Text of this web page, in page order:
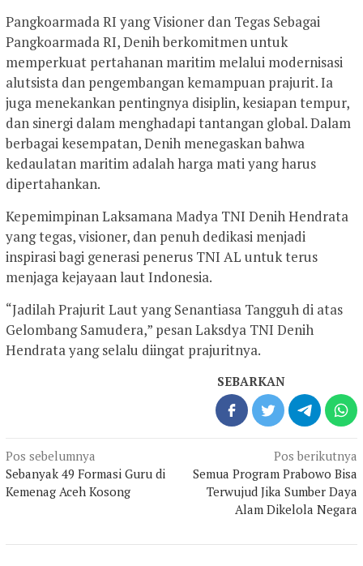
Pangkoarmada RI yang Visioner dan Tegas Sebagai
Pangkoarmada RI, Denih berkomitmen untuk
memperkuat pertahanan maritim melalui modernisasi
alutsista dan pengembangan kemampuan prajurit. Ia
juga menekankan pentingnya disiplin, kesiapan tempur,
dan sinergi dalam menghadapi tantangan global. Dalam
berbagai kesempatan, Denih menegaskan bahwa
kedaulatan maritim adalah harga mati yang harus
dipertahankan.
Kepemimpinan Laksamana Madya TNI Denih Hendrata
yang tegas, visioner, dan penuh dedikasi menjadi
inspirasi bagi generasi penerus TNI AL untuk terus
menjaga kejayaan laut Indonesia.
“Jadilah Prajurit Laut yang Senantiasa Tangguh di atas
Gelombang Samudera,” pesan Laksdya TNI Denih
Hendrata yang selalu diingat prajuritnya.
SEBARKAN
Navigasi
pos
Pos sebelumnya
Sebanyak 49 Formasi Guru di
Kemenag Aceh Kosong
Pos berikutnya
Semua Program Prabowo Bisa
Terwujud Jika Sumber Daya
Alam Dikelola Negara